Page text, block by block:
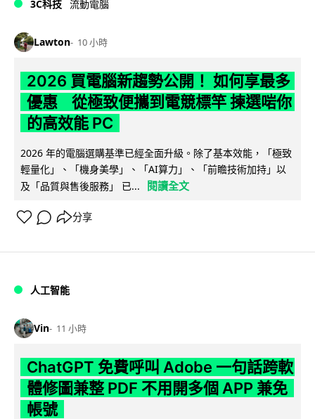
3C科技 流動電腦
Lawton 10 小時
2026 買電腦新趨勢公開！ 如何享最多
優惠 從極致便攜到電競標竿 揀選啱你
的高效能 PC
2026 年的電腦選購基準已經全面升級。除了基本效能，「極致
輕量化」、「機身美學」、「AI算力」、「前瞻技術加持」以
及「品質與售後服務」 已...
閱讀全文
分享
人工智能
Vin 11 小時
ChatGPT 免費呼叫 Adobe 一句話跨軟
體修圖兼整 PDF 不用開多個 APP 兼免
帳號